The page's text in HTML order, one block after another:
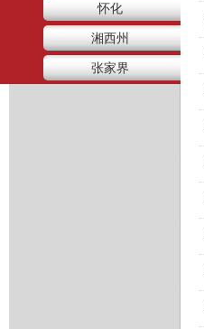
怀化
湘西州
张家界